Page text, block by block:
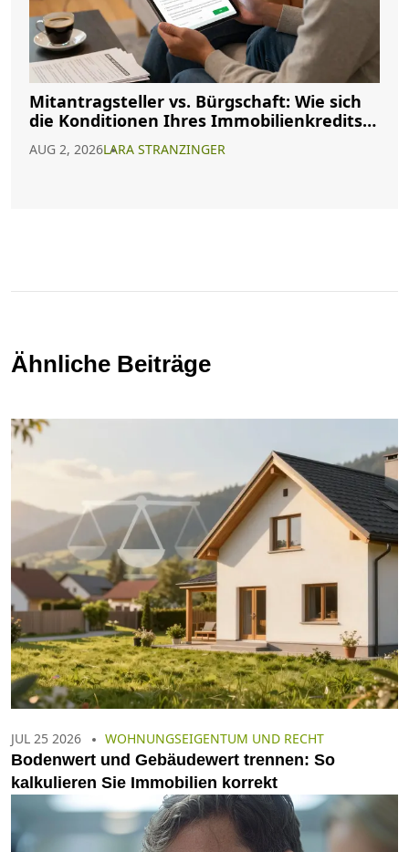
Mitantragsteller vs. Bürgschaft: Wie sich
die Konditionen Ihres Immobilienkredits
AUG 2, 2026LARA STRANZINGER
Ähnliche Beiträge
JUL 25 2026 WOHNUNGSEIGENTUM UND RECHT
Bodenwert und Gebäudewert trennen: So
kalkulieren Sie Immobilien korrekt